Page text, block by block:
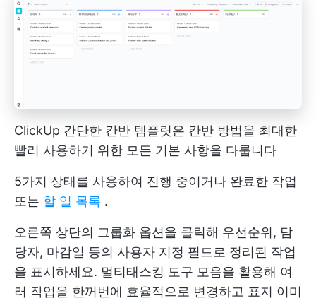
ClickUp 간단한 칸반 템플릿은 칸반 방법을 최대한
빨리 사용하기 위한 모든 기본 사항을 다룹니다
5가지 상태를 사용하여 진행 중이거나 완료한 작업
또는 할 일 목록 .
오른쪽 상단의 그룹화 옵션을 클릭해 우선순위, 담
당자, 마감일 등의 사용자 지정 필드로 정리된 작업
을 표시하세요. 멀티태스킹 도구 모음을 활용해 여
러 작업을 한꺼번에 효율적으로 변경하고 표지 이미